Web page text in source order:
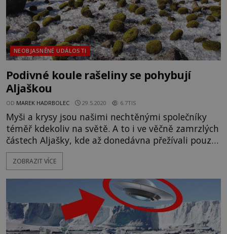
NEOBJASNĚNÉ UDÁLOSTI
Podivné koule rašeliny se pohybují
Aljaškou
OD MAREK HADRBOLEC 29.5.2020 6.7TIS
Myši a krysy jsou našimi nechtěnými společníky
téměř kdekoliv na světě. A to i ve věčně zamrzlých
částech Aljašky, kde až donedávna přežívali pouze
mikroorganismy. Vědci, kteří je tam vyrazili
zkoumat, totiž v ledových pláních objevily malé
podivných formacích pohybují po zmrzlé půdě.
Samozřejmě, že nešlo o opravdové hlodavce. To
však celé věci
ZOBRAZIT VÍCE